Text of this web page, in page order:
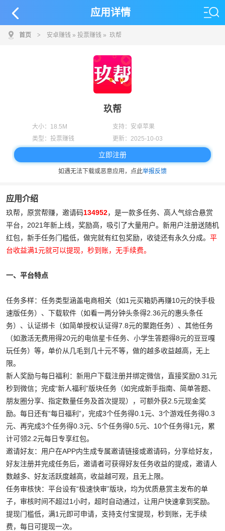
应用详情
首页 > 安卓赚钱 » 投票赚钱 » 玖帮
玖帮
大小： 18.5M 支持： 安卓苹果
类型： 投票赚钱 更新： 2025-10-03
立即注册
如遇无法下载或恶意应用，点此举报反馈
应用介绍
玖帮，原赏帮赚，邀请码134952，是一款多任务、高人气综合悬赏
平台，2021年新上线，奖励高，吸引了大量用户。新用户注册送随机
红包，新手任务门槛低，做完就有红包奖励，收徒还有永久分成。 平
台收益满1元就可以提现，秒到账，无手续费。
一、平台特点
任务多样：任务类型涵盖电商相关（如1元买箱奶再赚10元的快手极
速版任务）、下载软件（如看一两分钟头条得2.36元的惠头条任
务）、认证绑卡（如简单授权认证得7.8元的聚跑任务）、其他任务
（如激活无费用得20元的电信星卡任务、小学生答题得8元的豆豆嘎
玩任务）等，单价从几毛到几十元不等，做的越多收益越高，无上
限。
新人奖励与每日福利：新用户下载注册并绑定微信，直接奖励0.31元
秒到微信；完成“新人福利”版块任务（如完成新手指南、简单答题、
朋友圈分享、指定数量任务及首次提现），可额外获2.5元现金奖
励。每日还有“每日福利”，完成3个任务得0.1元、3个游戏任务得0.3
元、再完成3个任务得0.3元、5个任务得0.5元、10个任务得1元，累
计可领2.2元每日专享红包。
邀请好友：用户在APP内生成专属邀请链接或邀请码，分享给好友，
好友注册并完成任务后，邀请者可获得好友任务收益的提成，邀请人
数越多、好友活跃度越高，收益越可观，且无上限。
任务审核快：平台设有“极速快审”版块，均为优质悬赏主发布的单
子，审核时间不超过1小时，超时自动通过，让用户快速拿到奖励。
提现门槛低，满1元即可申请，支持支付宝提现，秒到账，无手续
费，每日可提现一次。